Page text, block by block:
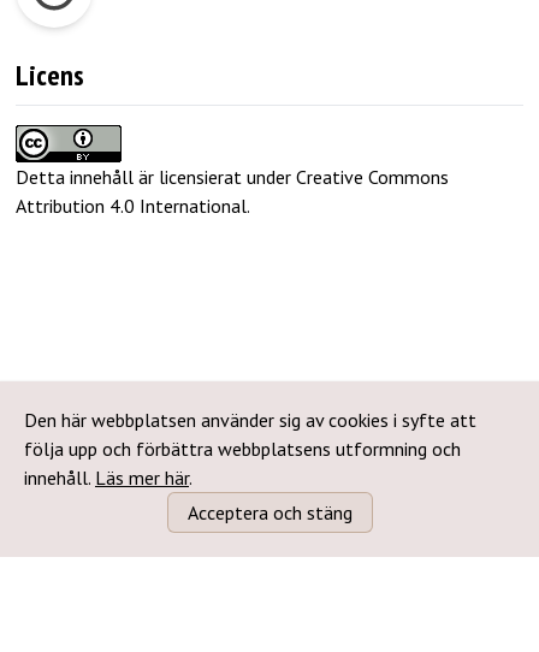
Licens
Detta innehåll är licensierat under Creative Commons
Attribution 4.0 International.
Den här webbplatsen använder sig av cookies i syfte att
följa upp och förbättra webbplatsens utformning och
innehåll. Läs mer här.
Acceptera och stäng